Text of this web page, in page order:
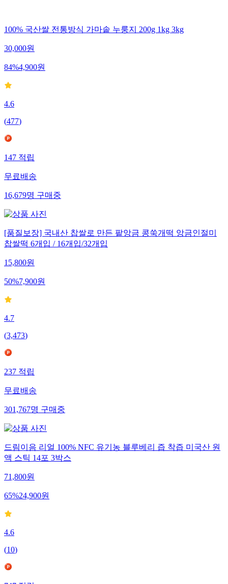
100% 국산쌀 전통방식 가마솥 누룽지 200g 1kg 3kg
30,000원
84%4,900원
4.6
(477)
147적립
무료배송
16,679명구매중
[품질보장] 국내산 찹쌀로 만든 팥앙금 콩쑥개떡 앙금인절미
찹쌀떡 6개입 / 16개입/32개입
15,800원
50%7,900원
4.7
(3,473)
237적립
무료배송
301,767명구매중
드림이음 리얼 100% NFC 유기농 블루베리 즙 착즙 미국산 원
액 스틱 14포 3박스
71,800원
65%24,900원
4.6
(10)